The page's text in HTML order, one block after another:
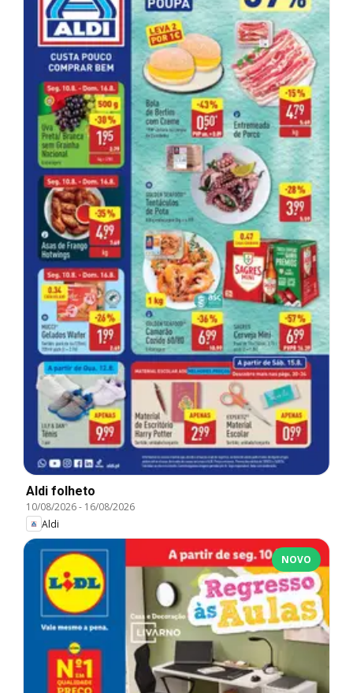
Aldi folheto
10/08/2026- 16/08/2026
Aldi
NOVO